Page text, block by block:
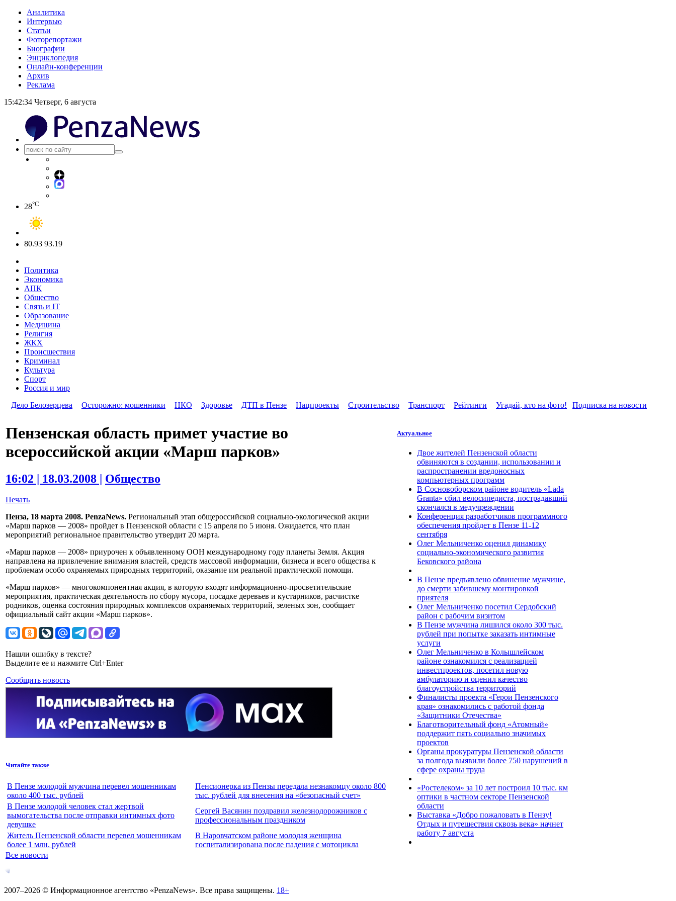
Аналитика
Интервью
Статьи
Фоторепортажи
Биографии
Энциклопедия
Онлайн-конференции
Архив
Реклама
15:42:34 Четверг, 6 августа
28°C
80.93 93.19
Политика
Экономика
АПК
Общество
Связь и IT
Образование
Медицина
Религия
ЖКХ
Происшествия
Криминал
Культура
Спорт
Россия и мир
Дело Белозерцева
Осторожно: мошенники НКО Здоровье ДТП в Пензе Нацпроекты Строительство Транспорт Рейтинги Угадай, кто на фото! Подписка на новости
Пензенская область примет участие во
всероссийской акции «Марш парков»
16:02 | 18.03.2008 | Общество
Печать
Пенза, 18 марта 2008. PenzaNews. Региональный этап общероссийской социально-экологической акции
«Марш парков — 2008» пройдет в Пензенской области с 15 апреля по 5 июня. Ожидается, что план
мероприятий региональное правительство утвердит 20 марта.
«Марш парков — 2008» приурочен к объявленному ООН международному году планеты Земля. Акция
направлена на привлечение внимания властей, средств массовой информации, бизнеса и всего общества к
проблемам особо охраняемых природных территорий, оказание им реальной практической помощи.
«Марш парков» — многокомпонентная акция, в которую входят информационно-просветительские
мероприятия, практическая деятельность по сбору мусора, посадке деревьев и кустарников, расчистке
родников, оценка состояния природных комплексов охраняемых территорий, зеленых зон, сообщает
официальный сайт акции «Марш парков».
Нашли ошибку в тексте?
Выделите ее и нажмите Ctrl+Enter
Сообщить новость
Читайте также
В Пензе молодой мужчина перевел мошенникам
около 400 тыс. рублей
Пенсионерка из Пензы передала незнакомцу около 800
тыс. рублей для внесения на «безопасный счет»
В Пензе молодой человек стал жертвой
вымогательства после отправки интимных фото
девушке
Сергей Васянин поздравил железнодорожников с
профессиональным праздником
Житель Пензенской области перевел мошенникам
более 1 млн. рублей
В Наровчатском районе молодая женщина
госпитализирована после падения с мотоцикла
Все новости
Актуальное
Двое жителей Пензенской области
обвиняются в создании, использовании и
распространении вредоносных
компьютерных программ
В Сосновоборском районе водитель «Lada
Granta» сбил велосипедиста, пострадавший
скончался в медучреждении
Конференция разработчиков программного
обеспечения пройдет в Пензе 11-12
сентября
Олег Мельниченко оценил динамику
социально-экономического развития
Бековского района
В Пензе предъявлено обвинение мужчине,
до смерти забившему монтировкой
приятеля
Олег Мельниченко посетил Сердобский
район с рабочим визитом
В Пензе мужчина лишился около 300 тыс.
рублей при попытке заказать интимные
услуги
Олег Мельниченко в Колышлейском
районе ознакомился с реализацией
инвестпроектов, посетил новую
амбулаторию и оценил качество
благоустройства территорий
Финалисты проекта «Герои Пензенского
края» ознакомились с работой фонда
«Защитники Отечества»
Благотворительный фонд «Атомный»
поддержит пять социально значимых
проектов
Органы прокуратуры Пензенской области
за полгода выявили более 750 нарушений в
сфере охраны труда
«Ростелеком» за 10 лет построил 10 тыс. км
оптики в частном секторе Пензенской
области
Выставка «Добро пожаловать в Пензу!
Отдых и путешествия сквозь века» начнет
работу 7 августа
2007–2026 © Информационное агентство «PenzaNews». Все права защищены. 18+